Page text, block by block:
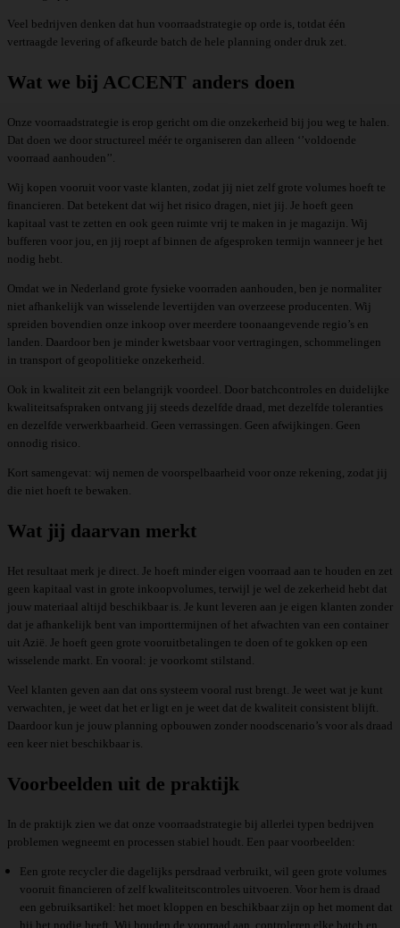
Veel bedrijven denken dat hun voorraadstrategie op orde is, totdat één
vertraagde levering of afkeurde batch de hele planning onder druk zet.
Wat we bij ACCENT anders doen
Onze voorraadstrategie is erop gericht om die onzekerheid bij jou weg te halen.
Dat doen we door structureel méér te organiseren dan alleen ‘’voldoende
voorraad aanhouden’’.
Wij kopen vooruit voor vaste klanten, zodat jij niet zelf grote volumes hoeft te
financieren. Dat betekent dat wij het risico dragen, niet jij. Je hoeft geen
kapitaal vast te zetten en ook geen ruimte vrij te maken in je magazijn. Wij
bufferen voor jou, en jij roept af binnen de afgesproken termijn wanneer je het
nodig hebt.
Omdat we in Nederland grote fysieke voorraden aanhouden, ben je normaliter
niet afhankelijk van wisselende levertijden van overzeese producenten. Wij
spreiden bovendien onze inkoop over meerdere toonaangevende regio’s en
landen. Daardoor ben je minder kwetsbaar voor vertragingen, schommelingen
in transport of geopolitieke onzekerheid.
Ook in kwaliteit zit een belangrijk voordeel. Door batchcontroles en duidelijke
kwaliteitsafspraken ontvang jij steeds dezelfde draad, met dezelfde toleranties
en dezelfde verwerkbaarheid. Geen verrassingen. Geen afwijkingen. Geen
onnodig risico.
Kort samengevat: wij nemen de voorspelbaarheid voor onze rekening, zodat jij
die niet hoeft te bewaken.
Wat jij daarvan merkt
Het resultaat merk je direct. Je hoeft minder eigen voorraad aan te houden en zet
geen kapitaal vast in grote inkoopvolumes, terwijl je wel de zekerheid hebt dat
jouw materiaal altijd beschikbaar is. Je kunt leveren aan je eigen klanten zonder
dat je afhankelijk bent van importtermijnen of het afwachten van een container
uit Azië. Je hoeft geen grote vooruitbetalingen te doen of te gokken op een
wisselende markt. En vooral: je voorkomt stilstand.
Veel klanten geven aan dat ons systeem vooral rust brengt. Je weet wat je kunt
verwachten, je weet dat het er ligt en je weet dat de kwaliteit consistent blijft.
Daardoor kun je jouw planning opbouwen zonder noodscenario’s voor als draad
een keer niet beschikbaar is.
Voorbeelden uit de praktijk
In de praktijk zien we dat onze voorraadstrategie bij allerlei typen bedrijven
problemen wegneemt en processen stabiel houdt. Een paar voorbeelden:
Een grote recycler die dagelijks persdraad verbruikt, wil geen grote volumes
vooruit financieren of zelf kwaliteitscontroles uitvoeren. Voor hem is draad
een gebruiksartikel: het moet kloppen en beschikbaar zijn op het moment dat
hij het nodig heeft. Wij houden de voorraad aan, controleren elke batch en